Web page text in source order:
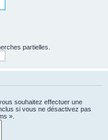
partielles.
souhaitez effectuer une
si vous ne désactivez pas
».